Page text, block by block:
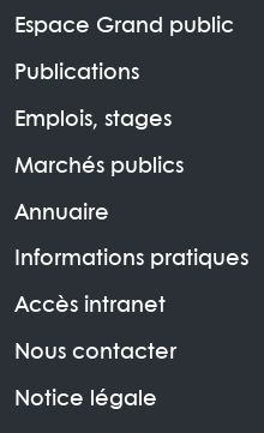
Espace Grand public
Publications
Emplois, stages
Marchés publics
Annuaire
Informations pratiques
Accès intranet
Nous contacter
Notice légale